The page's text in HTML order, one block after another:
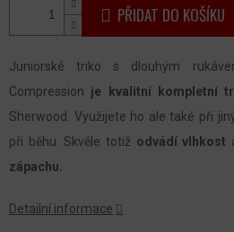
PŘIDAT DO KOŠÍKU
Juniorské triko s dlouhým
Compression je kvalitní kompletní
Sherwood. Využijete ho ale také při
při běhu. Skvěle totiž odvádí vlhkost
zápachu.
Detailní informace